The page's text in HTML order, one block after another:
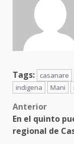
Tags: casanare
indigena
Mani
Anterior
En el quinto
regional de